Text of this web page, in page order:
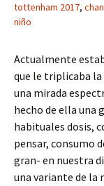
tottenham 2017,
niño
Actualmente
que le triplicaba la
una mirada
hecho de ella una
habituales dosis,
pensar, consumo
gran- en nuestra
una variante de la